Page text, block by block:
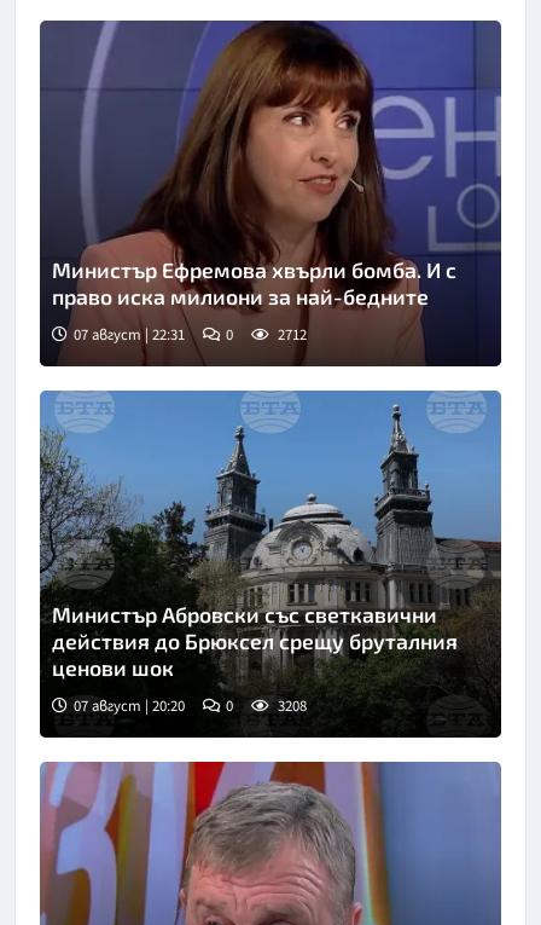
Министър Ефремова хвърли бомба. И с
право иска милиони за най-бедните
07 август | 22:31 0 2712
Министър Абровски със светкавични
действия до Брюксел срещу бруталния
ценови шок
07 август | 20:20 0 3208